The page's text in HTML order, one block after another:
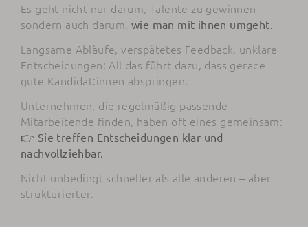
Es geht nicht nur darum, Talente zu gewinnen –
sondern auch darum, wie man mit ihnen umgeht.
Langsame Abläufe, verspätetes Feedback, unklare
Entscheidungen: All das führt dazu, dass gerade
gute Kandidat:innen abspringen.
Unternehmen, die regelmäßig passende
Mitarbeitende finden, haben oft eines gemeinsam:
👉 Sie treffen Entscheidungen klar und
nachvollziehbar.
Nicht unbedingt schneller als alle anderen – aber
strukturierter.